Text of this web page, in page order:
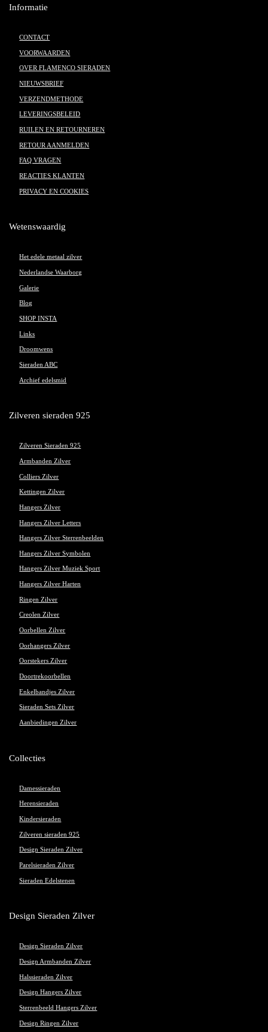
Informatie
CONTACT
VOORWAARDEN
OVER FLAMENCO SIERADEN
NIEUWSBRIEF
VERZENDMETHODE
LEVERINGSBELEID
RUILEN EN RETOURNEREN
RETOUR AANMELDEN
FAQ VRAGEN
REACTIES KLANTEN
PRIVACY EN COOKIES
Wetenswaardig
Het edele metaal zilver
Nederlandse Waarborg
Galerie
Blog
SHOP INSTA
Links
Droomwens
Sieraden ABC
Archief edelsmid
Zilveren sieraden 925
Zilveren Sieraden 925
Armbanden Zilver
Colliers Zilver
Kettingen Zilver
Hangers Zilver
Hangers Zilver Letters
Hangers Zilver Sterrenbeelden
Hangers Zilver Symbolen
Hangers Zilver Muziek Sport
Hangers Zilver Harten
Ringen Zilver
Creolen Zilver
Oorbellen Zilver
Oorhangers Zilver
Oorstekers Zilver
Doortrekoorbellen
Enkelbandjes Zilver
Sieraden Sets Zilver
Aanbiedingen Zilver
Collecties
Damessieraden
Herensieraden
Kindersieraden
Zilveren sieraden 925
Design Sieraden Zilver
Parelsieraden Zilver
Sieraden Edelstenen
Design Sieraden Zilver
Design Sieraden Zilver
Design Armbanden Zilver
Halssieraden Zilver
Design Hangers Zilver
Sterrenbeeld Hangers Zilver
Design Ringen Zilver